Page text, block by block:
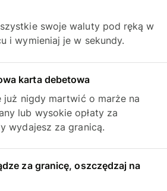
swoje waluty pod ręką w
i wymieniaj je w sekundy.
karta debetowa
już nigdy martwić o marże na
lub wysokie opłaty za
wydajesz za granicą.
za granicę, oszczędzaj na